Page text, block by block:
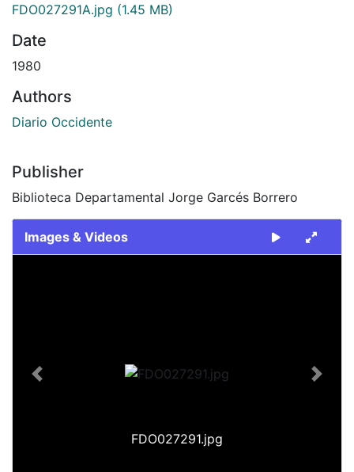
FDO027291A.jpg (1.45 MB)
Date
1980
Authors
Diario Occidente
Publisher
Biblioteca Departamental Jorge Garcés Borrero
Images & Videos
FDO027291.jpg
Previous Next